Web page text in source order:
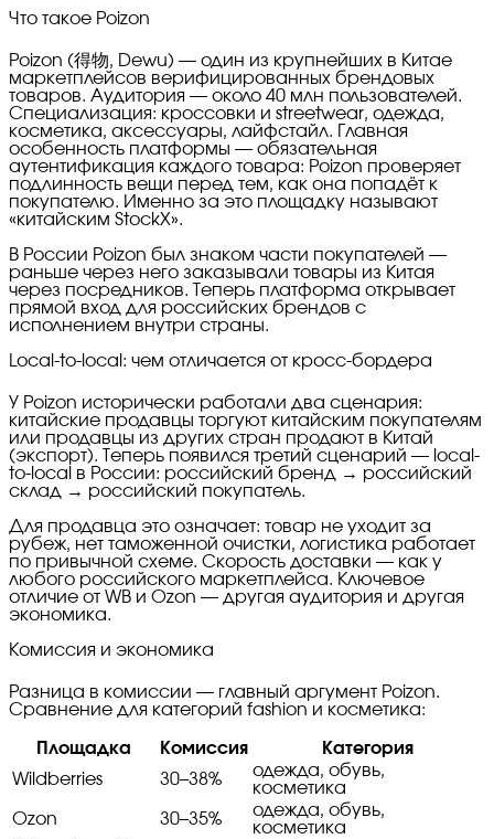
Что такое Poizon
Poizon (得物, Dewu) — один из крупнейших в Китае
маркетплейсов верифицированных брендовых
товаров. Аудитория — около 40 млн пользователей.
Специализация: кроссовки и streetwear, одежда,
косметика, аксессуары, лайфстайл. Главная
особенность платформы — обязательная
аутентификация каждого товара: Poizon проверяет
подлинность вещи перед тем, как она попадёт к
покупателю. Именно за это площадку называют
«китайским StockX».
В России Poizon был знаком части покупателей —
раньше через него заказывали товары из Китая
через посредников. Теперь платформа открывает
прямой вход для российских брендов с
исполнением внутри страны.
Local-to-local: чем отличается от кросс-бордера
У Poizon исторически работали два сценария:
китайские продавцы торгуют китайским покупателям
или продавцы из других стран продают в Китай
(экспорт). Теперь появился третий сценарий — local-
to-local в России: российский бренд → российский
склад → российский покупатель.
Для продавца это означает: товар не уходит за
рубеж, нет таможенной очистки, логистика работает
по привычной схеме. Скорость доставки — как у
любого российского маркетплейса. Ключевое
отличие от WB и Ozon — другая аудитория и другая
экономика.
Комиссия и экономика
Разница в комиссии — главный аргумент Poizon.
Сравнение для категорий fashion и косметика:
Площадка Комиссия
Категория
Wildberries
30–38%
одежда, обувь,
косметика
Ozon
30–35%
одежда, обувь,
косметика